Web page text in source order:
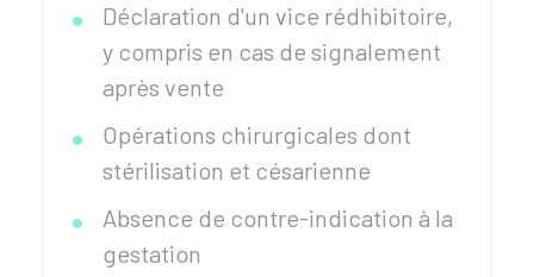
Déclaration d'un vice rédhibitoire,
y compris en cas de signalement
après vente
Opérations chirurgicales dont
stérilisation et césarienne
Absence de contre-indication à la
gestation